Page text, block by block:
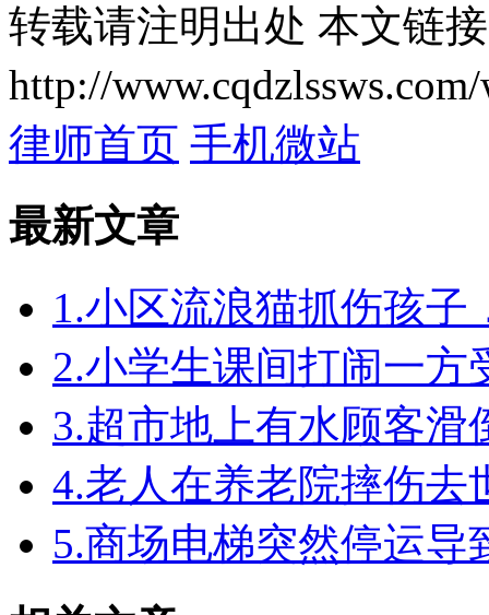
转载请注明出处 本文链
http://
律师首页 手机微站
最新文章
1.小区流浪猫抓伤孩子
2.小学生课间打闹一
3.超市地上有水顾客
4.老人在养老院摔伤去
5.商场电梯突然停运